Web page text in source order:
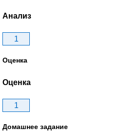
Анализ
1
Оценка
Оценка
1
Домашнее задание